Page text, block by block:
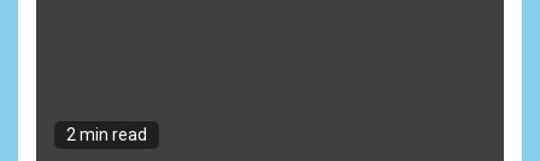
2 min read